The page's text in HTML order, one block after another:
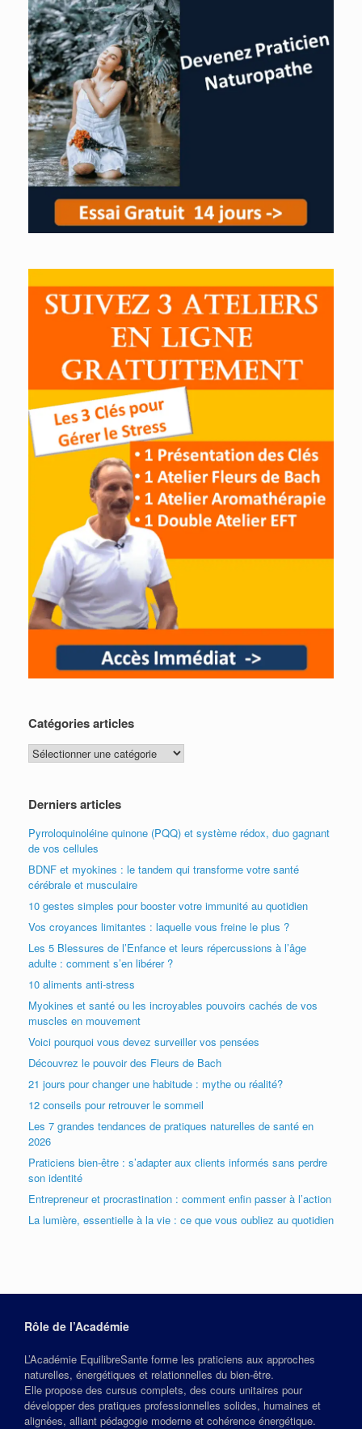
Catégories articles
Catégories
articles
Derniers articles
Pyrroloquinoléine quinone (PQQ) et système rédox, duo gagnant
de vos cellules
BDNF et myokines : le tandem qui transforme votre santé
cérébrale et musculaire
10 gestes simples pour booster votre immunité au quotidien
Vos croyances limitantes : laquelle vous freine le plus ?
Les 5 Blessures de l’Enfance et leurs répercussions à l’âge
adulte : comment s’en libérer ?
10 aliments anti-stress
Myokines et santé ou les incroyables pouvoirs cachés de vos
muscles en mouvement
Voici pourquoi vous devez surveiller vos pensées
Découvrez le pouvoir des Fleurs de Bach
21 jours pour changer une habitude : mythe ou réalité?
12 conseils pour retrouver le sommeil
Les 7 grandes tendances de pratiques naturelles de santé en
2026
Praticiens bien-être : s’adapter aux clients informés sans perdre
son identité
Entrepreneur et procrastination : comment enfin passer à l’action
La lumière, essentielle à la vie : ce que vous oubliez au quotidien
Rôle de l’Académie
L’Académie EquilibreSante forme les praticiens aux approches
naturelles, énergétiques et relationnelles du bien‑être.
Elle propose des cursus complets, des cours unitaires pour
développer des pratiques professionnelles solides, humaines et
alignées, alliant pédagogie moderne et cohérence énergétique.